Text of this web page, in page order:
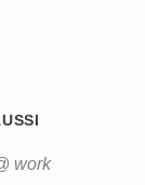
work